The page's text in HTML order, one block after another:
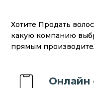
Хотите Продать
какую компанию
прямым
Онлайн